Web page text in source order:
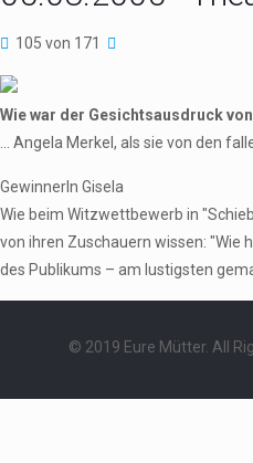
105 von 171
Wie war der Gesichtsausdruck
... Angela Merkel, als sie von den
GewinnerIn Gisela
Wie beim Witzwettbewerb in
von ihren Zuschauern wissen: "Wie
des Publikums – am lustigsten
© 2019 Eure Mütter. All